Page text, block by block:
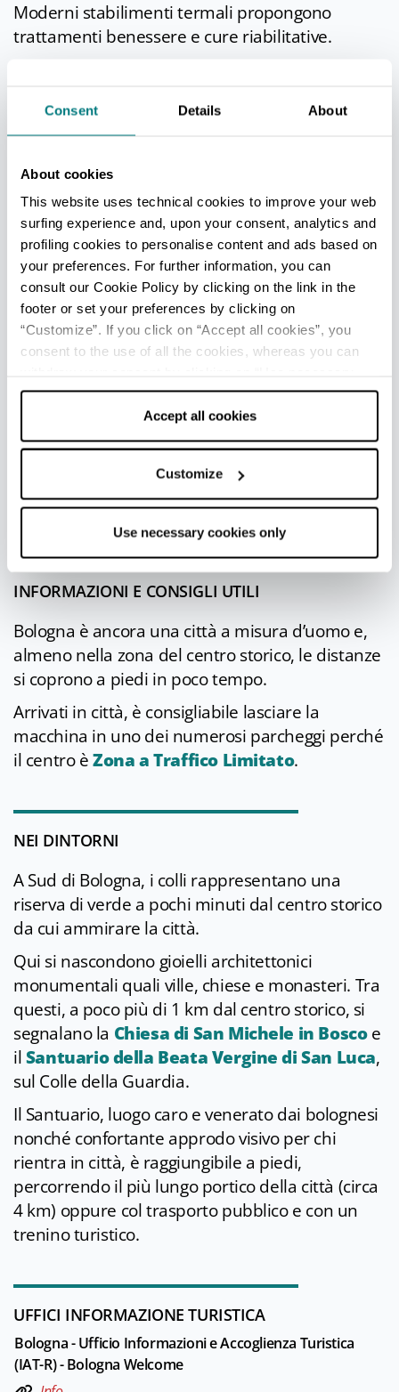
Consent Details About
About cookies
This website uses technical cookies to improve your web
surfing experience and, upon your consent, analytics and
profiling cookies to personalise content and ads based on
your preferences. For further information, you can
consult our Cookie Policy by clicking on the link in the
footer or set your preferences by clicking on
“Customize”. If you click on “Accept all cookies”, you
consent to the use of all the cookies, whereas you can
cookies only” and only the technical cookies for the
correct functioning of the website will be used.
Accept all cookies
Customize
Use necessary cookies only
Moderni stabilimenti termali propongono
trattamenti benessere e cure riabilitative.
APPUNTAMENTI DI RILIEVO
mostre, eventi teatrali e rassegne di musica jazz
e contemporanea, spiccano la Stagione di Opera
e Balletto del Teatro Comunale, l'Accademia
Filarmonica e i Concerti dell’Orchestra Mozart,
Bologna Festival e i festival di cinema (il più noto
èIl Cinema Ritrovato).
Godersi un film nel rinnovatoCinema
Modernissimonella centralissima Piazza Re
Tra le diverse manifestazioni di rilievo, si
annoverano inoltre Repubblica delle Idee,
Children’s Book Fair, ArteFiera, Nerd Show, Slow
Wine Fair e Cioccoshow.
INFORMAZIONI E CONSIGLI UTILI
Bologna è ancora una città a misura d’uomo e,
almeno nella zona del centro storico, le distanze
si coprono a piedi in poco tempo.
Arrivati in città, è consigliabile lasciare la
macchina in uno dei numerosi parcheggi perché
il centro èZona a Traffico Limitato.
NEI DINTORNI
A Sud di Bologna, i colli rappresentano una
riserva di verde a pochi minuti dal centro storico
da cui ammirare la città.
Qui si nascondono gioielli architettonici
monumentali quali ville, chiese e monasteri. Tra
questi, a poco più di 1 km dal centro storico, si
segnalano la Chiesa di San Michele in Boscoe
ilSantuario della Beata Vergine di San Luca,
sul Colle della Guardia.
Il Santuario, luogo caro e venerato dai bolognesi
nonché confortante approdo visivo per chi
rientra in città, è raggiungibile a piedi,
percorrendo il più lungo portico della città (circa
4 km) oppure col trasporto pubblico e con un
trenino turistico.
UFFICI INFORMAZIONE TURISTICA
Bologna - Ufficio Informazioni e Accoglienza Turistica
(IAT-R) - Bologna Welcome